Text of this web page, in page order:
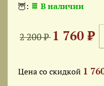
🦉: В наличии
2 200 ₽ 1 760 ₽
Цена со скидкой 1